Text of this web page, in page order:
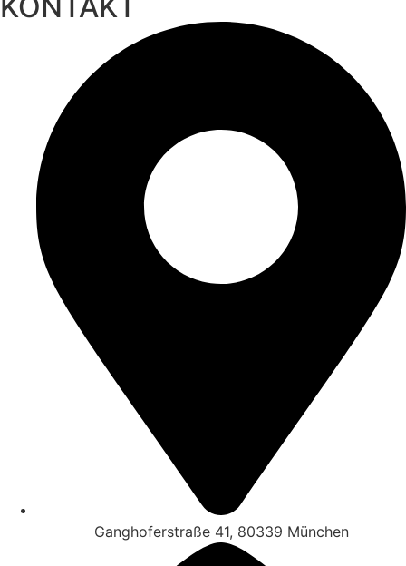
Ganghoferstraße 41, 80339 München